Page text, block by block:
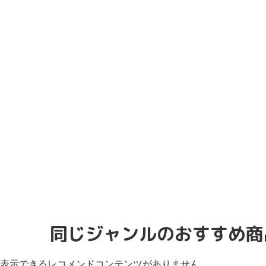
同じジャンルのおすすめ